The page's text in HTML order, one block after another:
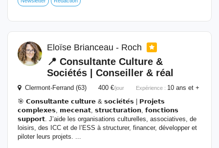
Eloïse Brianceau - Roch
📍 Consultante Culture &
Sociétés | Conseiller & réal
Clermont-Ferrand (63) 400 €/jour Expérience : 10 ans et +
🎯 𝗖𝗼𝗻𝘀𝘂𝗹𝘁𝗮𝗻𝘁𝗲 𝗰𝘂𝗹𝘁𝘂𝗿𝗲 & 𝘀𝗼𝗰𝗶𝗲́𝘁𝗲́𝘀 | 𝗣𝗿𝗼𝗷𝗲𝘁𝘀
𝗰𝗼𝗺𝗽𝗹𝗲𝘅𝗲𝘀, 𝗺𝗲𝗰𝗲𝗻𝗮𝘁, 𝘀𝘁𝗿𝘂𝗰𝘁𝘂𝗿𝗮𝘁𝗶𝗼𝗻, 𝗳𝗼𝗻𝗰𝘁𝗶𝗼𝗻𝘀
𝘀𝘂𝗽𝗽𝗼𝗿𝘁. J’aide les organisations culturelles, associatives, de
loisirs, des ICC et de l’ESS à structurer, financer, développer et
piloter leurs projets. ...